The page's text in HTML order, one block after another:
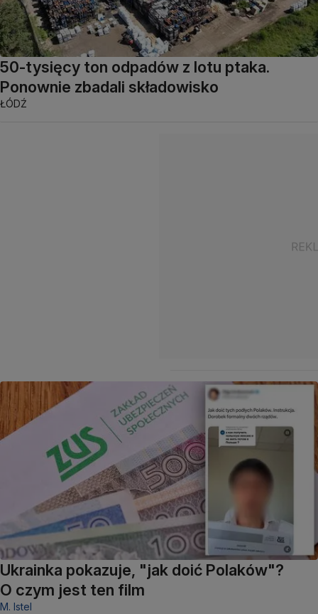
50-tysięcy ton odpadów z lotu ptaka.
Ponownie zbadali składowisko
ŁÓDŹ
Ukrainka pokazuje, "jak doić Polaków"?
O czym jest ten film
M. Istel